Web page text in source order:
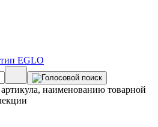
наименованию товарной